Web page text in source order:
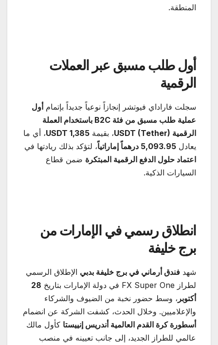
المنطقة.
أول طلب مسبق عبر العملات
الرقمية
سجلت فاراداي فيوتشر إنجازاً نوعياً جديداً بإتمام أول
عملية طلب مسبق من فئة
باستخدام العملة
الرقمية
، بقيمة 1,385 USDT
، أي ما
يعادل 5,093.95 درهماً إماراتياً، لتؤكد بذلك ريادتها في
اعتماد حلول الدفع الرقمية المبتكرة ضمن قطاع
السيارات الذكية.
انطلاق رسمي في الإمارات من
برج خليفة
شهد فندق أرماني في برج خليفة بدبي الإطلاق الرسمي
لطراز FX Super One في دولة الإمارات بتاريخ
28
أكتوبر ، وسط حضور نخبة من الضيوف والشركاء
والإعلاميين. وخلال الحدث، كشفت الشركة عن انضمام
أسطورة كرة القدم العالمية أندريس إنييستا كأول مالك
عالمي للطراز الجديد، إلى جانب تعيينه في منصب